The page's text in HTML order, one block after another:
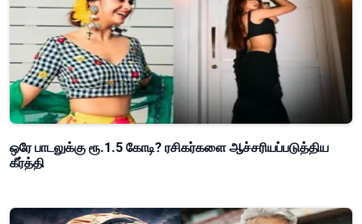
ஒரே பாடலுக்கு ரூ.1.5 கோடி? ரசிகர்களை ஆச்சரியப்படுத்திய
கீர்த்தி